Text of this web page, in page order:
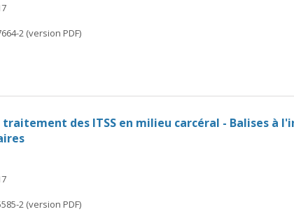
2 (version PDF)
des ITSS en milieu carcéral - Balises à
2 (version PDF)